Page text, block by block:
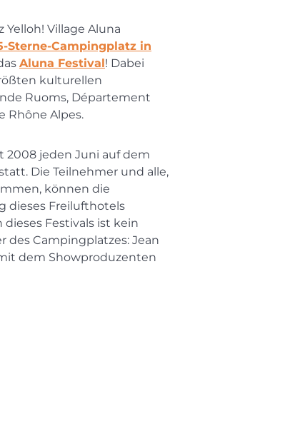
Village Aluna
Sterne-Campingplatz in
Aluna Festival! Dabei
kulturellen
Ruoms, Département
Rhône Alpes.
2008 jeden Juni auf dem
Die Teilnehmer und alle,
können die
dieses Freilufthotels
Festivals ist kein
des Campingplatzes: Jean
dem Showproduzenten